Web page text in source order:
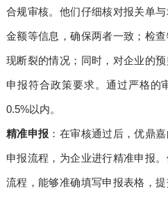
合规审核。他们仔细核对报关单
金额等信息，确保两者一致；检
现断裂的情况；同时，对企业的
申报符合政策要求。通过严格的
0.5%以内。
精准申报 ：在审核通过后，优鼎
申报流程，为企业进行精准申报
流程，能够准确填写申报表格，